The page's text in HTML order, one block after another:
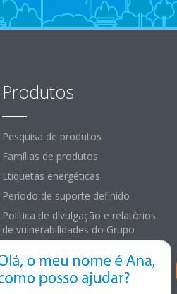
Produtos
Pesquisa de produtos
Famílias de produtos
Etiquetas energéticas
Período de suporte definido
Política de divulgação e relatórios
de vulnerabilidades do Grupo
Daikin Europe